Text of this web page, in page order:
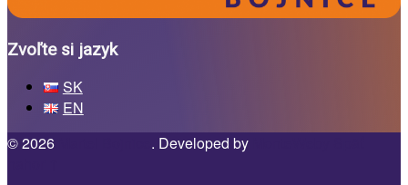
Zvoľte si jazyk
SK
EN
© 2026
. Developed by